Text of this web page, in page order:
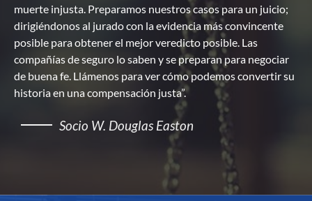
muerte injusta. Preparamos nuestros casos para un juicio;
dirigiéndonos al jurado con la evidencia más convincente
posible para obtener el mejor veredicto posible. Las
compañías de seguro lo saben y se preparan para negociar
de buena fe. Llámenos para ver cómo podemos convertir su
historia en una compensación justa”.
Socio W. Douglas Easton